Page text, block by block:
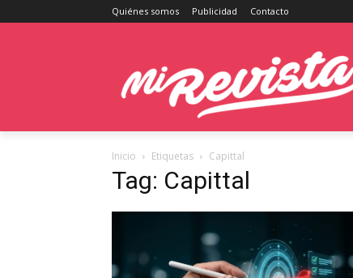
Quiénes somos Publicidad Contacto
Inicio Etiquetas Capittal
Tag: Capittal